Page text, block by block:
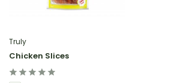
Truly
Chicken Slices